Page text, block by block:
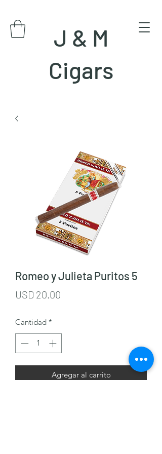
J & M
Cigars
Romeo y Julieta Puritos 5
USD 20.00
Cantidad *
Agregar al carrito